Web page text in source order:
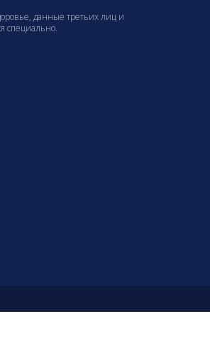
данные третьих лиц и
специально.